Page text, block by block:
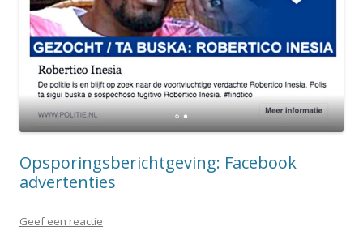
Opsporingsberichtgeving: Facebook
advertenties
Geef een reactie